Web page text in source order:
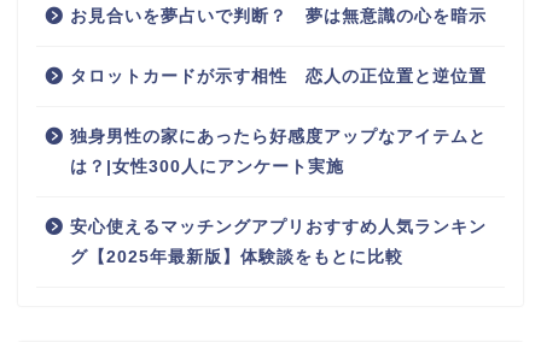
お見合いを夢占いで判断？ 夢は無意識の心を暗示
タロットカードが示す相性 恋人の正位置と逆位置
独身男性の家にあったら好感度アップなアイテムと
は？|女性300人にアンケート実施
安心使えるマッチングアプリおすすめ人気ランキン
グ【2025年最新版】体験談をもとに比較